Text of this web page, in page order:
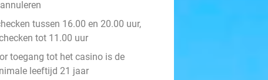
annuleren
tussen 16.00 en 20.00 uur,
tot 11.00 uur
toegang tot het casino is de
leeftijd 21 jaar